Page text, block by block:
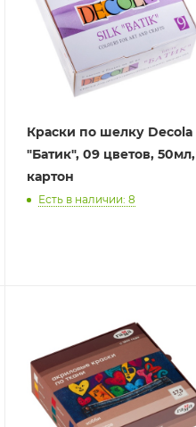
Краски по шелку Decola
"Батик", 09 цветов, 50мл,
картон
Есть в наличии: 8